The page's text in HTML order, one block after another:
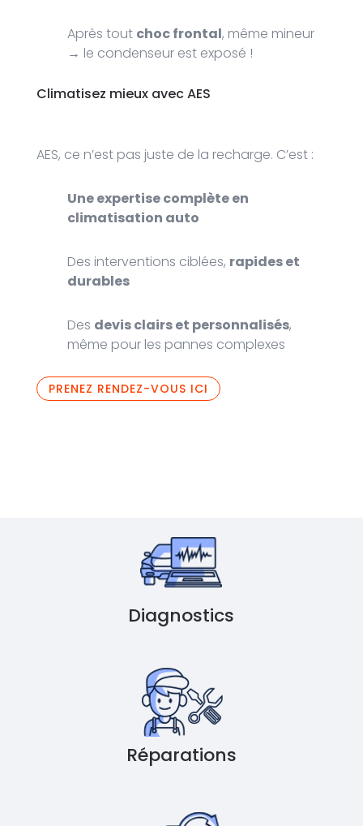
Après tout choc frontal, même mineur
→ le condenseur est exposé !
Climatisez mieux avec AES
AES, ce n’est pas juste de la recharge. C’est :
Une expertise complète en
climatisation auto
Des interventions ciblées, rapides et
durables
Des devis clairs et personnalisés,
même pour les pannes complexes
PRENEZ RENDEZ-VOUS ICI
Diagnostics
Réparations